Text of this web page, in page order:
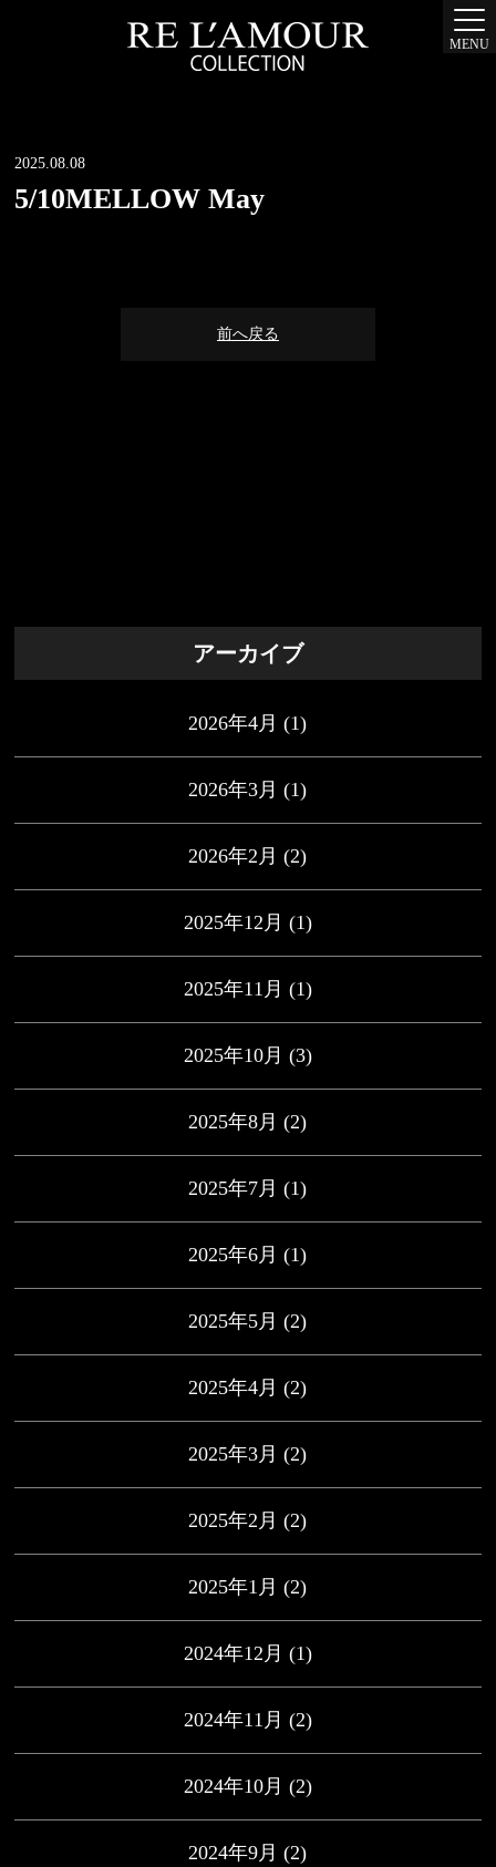
MENU
2025.08.08
5/10MELLOW May
前へ戻る
アーカイブ
2026年4月 (1)
2026年3月 (1)
2026年2月 (2)
2025年12月 (1)
2025年11月 (1)
2025年10月 (3)
2025年8月 (2)
2025年7月 (1)
2025年6月 (1)
2025年5月 (2)
2025年4月 (2)
2025年3月 (2)
2025年2月 (2)
2025年1月 (2)
2024年12月 (1)
2024年11月 (2)
2024年10月 (2)
2024年9月 (2)